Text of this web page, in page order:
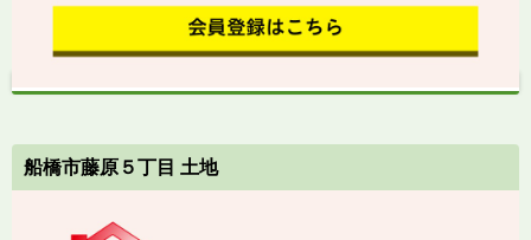
船橋市藤原５丁目 土地